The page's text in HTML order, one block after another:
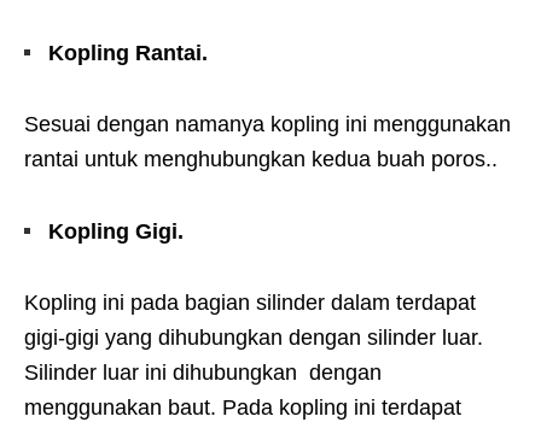
Kopling Rantai.
Sesuai dengan namanya kopling ini menggunakan
rantai untuk menghubungkan kedua buah poros..
Kopling Gigi.
Kopling ini pada bagian silinder dalam terdapat
gigi-gigi yang dihubungkan dengan silinder luar.
Silinder luar ini dihubungkan dengan
menggunakan baut. Pada kopling ini terdapat